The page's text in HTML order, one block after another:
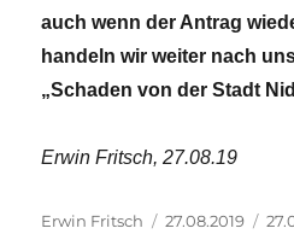
auch wenn der Antrag
handeln wir weiter nach
„Schaden von der Stadt
Erwin Fritsch, 27.08.19
Autor
Erwin Fritsch
Veröffentlicht
27.08.2019